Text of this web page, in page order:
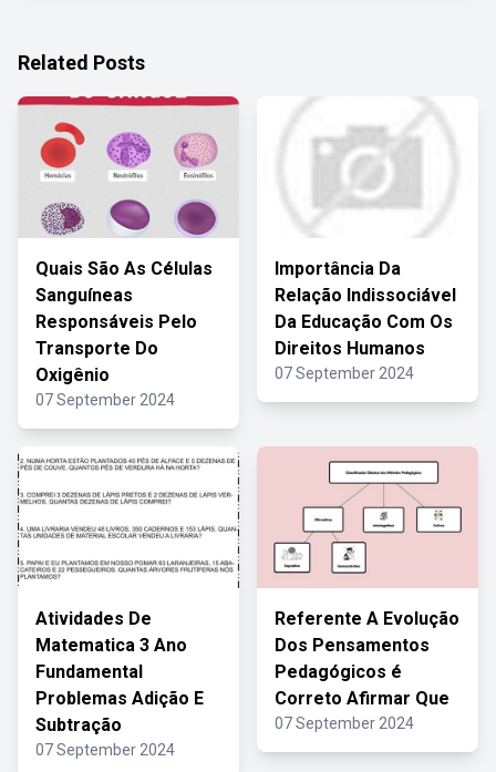
Related Posts
Quais São As Células
Sanguíneas
Responsáveis Pelo
Transporte Do
Oxigênio
07 September 2024
Importância Da
Relação Indissociável
Da Educação Com Os
Direitos Humanos
07 September 2024
Atividades De
Matematica 3 Ano
Fundamental
Problemas Adição E
Subtração
07 September 2024
Referente A Evolução
Dos Pensamentos
Pedagógicos é
Correto Afirmar Que
07 September 2024